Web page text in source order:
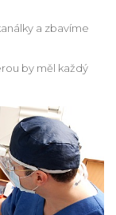
a zbavíme
by měl každý